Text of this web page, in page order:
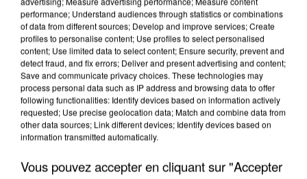
performance; Understand audiences through statistics or combinations
of data from different sources; Develop and improve services; Create
profiles to personalise content; Use profiles to select personalised
content; Use limited data to select content; Ensure security, prevent and
detect fraud, and fix errors; Deliver and present advertising and content;
Save and communicate privacy choices. These technologies may
process personal data such as IP address and browsing data to offer
following functionalities: Identify devices based on information actively
requested; Use precise geolocation data; Match and combine data from
other data sources; Link different devices; Identify devices based on
information transmitted automatically.
Vous pouvez accepter en cliquant sur "Accepter